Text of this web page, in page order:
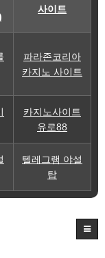
사이트
파라존코리아
카지노 사이트
카지노사이트
유로88
텔레그램 야설
탑